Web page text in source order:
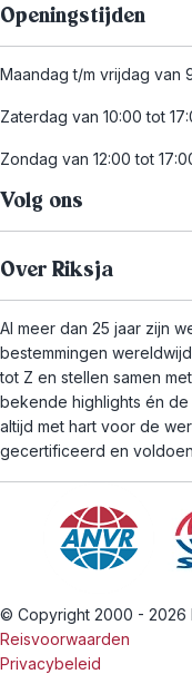
Openingstijden
Maandag t/m vrijdag van
Zaterdag van 10:00 tot
Zondag van 12:00 tot
Volg ons
Over Riksja
Al meer dan 25 jaar zijn
bestemmingen
tot Z en stellen samen
bekende highlights én
altijd met hart voor de
gecertificeerd en
© Copyright 2000 - 2026
Reisvoorwaarden
Privacybeleid